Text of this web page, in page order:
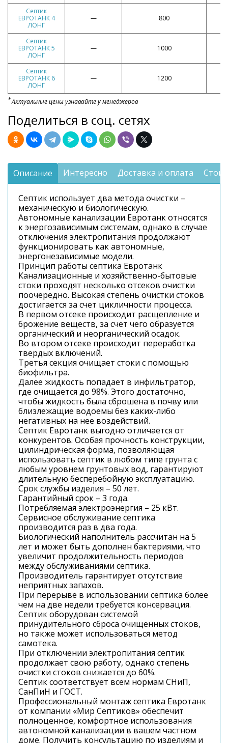
Септик
ЕВРОТАНК 4
ЛОНГ
— 800
Септик
ЕВРОТАНК 5
ЛОНГ
— 1000
Септик
ЕВРОТАНК 6
ЛОНГ
— 1200
*Актуальные цены узнавайте у менеджеров
Поделиться в соц. сетях
Описание Интересно Доставка и оплата
Септик использует два метода очистки –
механическую и биологическую.
Автономные канализации Евротанк относятся
к энергозависимым системам, однако в случае
отключения электропитания продолжают
функционировать как автономные,
энергонезависимые модели.
Принцип работы септика Евротанк
Канализационные и хозяйственно-бытовые
стоки проходят несколько отсеков очистки
поочередно. Высокая степень очистки стоков
достигается за счет цикличности процесса.
В первом отсеке происходит расщепление и
брожение веществ, за счет чего образуется
органический и неорганический осадок.
Во втором отсеке происходит переработка
твердых включений.
Третья секция очищает стоки с помощью
биофильтра.
Далее жидкость попадает в инфильтратор,
где очищается до 98%. Этого достаточно,
чтобы жидкость была сброшена в почву или
близлежащие водоемы без каких-либо
негативных на нее воздействий.
Септик Евротанк выгодно отличается от
конкурентов. Особая прочность конструкции,
цилиндрическая форма, позволяющая
использовать септик в любом типе грунта с
любым уровнем грунтовых вод, гарантируют
длительную бесперебойную эксплуатацию.
Срок службы изделия – 50 лет.
Гарантийный срок – 3 года.
Потребляемая электроэнергия – 25 кВт.
Сервисное обслуживание септика
производится раз в два года.
Биологический наполнитель рассчитан на 5
лет и может быть дополнен бактериями, что
увеличит продолжительность периодов
между обслуживаниями септика.
Производитель гарантирует отсутствие
неприятных запахов.
При перерыве в использовании септика более
чем на две недели требуется консервация.
Септик оборудован системой
принудительного сброса очищенных стоков,
но также может использоваться метод
самотека.
При отключении электропитания септик
продолжает свою работу, однако степень
очистки стоков снижается до 60%.
Септик соответствует всем нормам СНиП,
СанПиН и ГОСТ.
Профессиональный монтаж септика Евротанк
от компании «Мир Септиков» обеспечит
полноценное, комфортное использования
автономной канализации в вашем частном
доме. Получить консультацию по изделиям и